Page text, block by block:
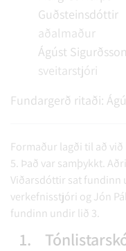
Guðsteinsdóttir
aðalmaður
Ágúst Sigurðsson
sveitarstjóri
Fundargerð ritaði:
Formaður lagði til að
5. Það var samþykkt.
Viðarsdóttir sat fundinn
verkefnisstjóri og Jón
fundinn undir lið 3.
1.